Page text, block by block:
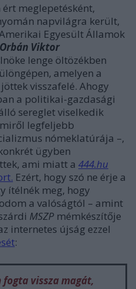
meglepetésként,
napvilágra került,
Egyesült Államok
Orbán Viktor
lenge öltözékben
amelyen a
visszafelé. Ahogy
a politikai-gazdasági
sereglet viselkedik
legfeljebb
nómeklatúrája –,
ügyben
ami miatt a 444.hu
Ezért, hogy szó ne érje a
ítélnék meg, hogy
a valóságtól – amint
MSZP mémkészítője
internetes újság ezzel
:
fogta vissza magát,